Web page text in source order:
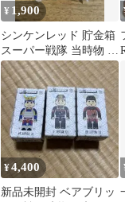
¥ 1,900
シンケンレッド 貯金箱
スーパー戦隊 当時物 平
成レトロ
¥4,400
新品未開封 ベアブリッ